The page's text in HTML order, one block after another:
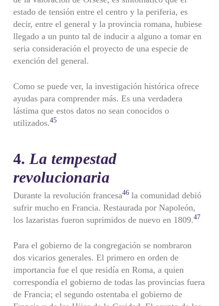
estado de tensión entre el centro y la periferia, es
decir, entre el gene­ral y la provincia romana, hubiese
llegado a un punto tal de inducir a alguno a tomar en
seria consideración el proyecto de una especie de
exención del general.
Como se puede ver, la investigación histórica ofrece
ayudas para comprender más. Es una verdadera
lástima que estos datos no sean conocidos o
utilizados.45
4. La tempestad
revolucionaria
Durante la revolución francesa46la comunidad debió
sufrir mucho en Francia. Restaurada por Napoleón,
los lazaristas fueron suprimi­dos de nuevo en 1809.47
Para el gobierno de la congregación se nombraron
dos vicarios generales. El primero en orden de
importancia fue el que residía en Roma, a quien
correspondía el gobierno de todas las provincias fuera
de Francia; el segundo ostentaba el gobierno de